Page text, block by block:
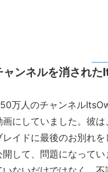
ャンネルを消され
万人のチャンネル
にしていました。彼は
イドに最後のお別れを
して、問題になって